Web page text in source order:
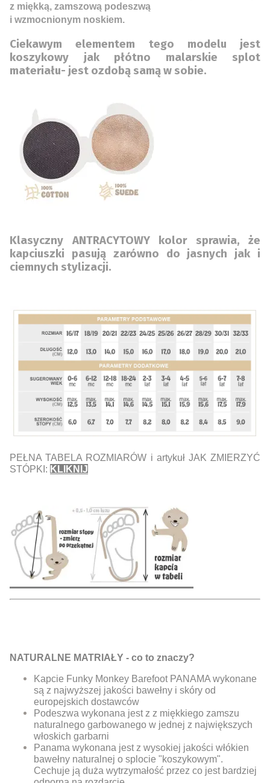
z miękką, zamszową podeszwą
i wzmocnionym noskiem.
Ciekawym elementem tego modelu jest
koszykowy jak płótno malarskie splot
materiału- jest ozdobą samą w sobie.
Klasyczny ANTRACYTOWY kolor sprawia, że
kapciuszki pasują zarówno do jasnych jak i
ciemnych stylizacji.
PEŁNA TABELA ROZMIARÓW i artykuł JAK ZMIERZYĆ
STÓPKI: KLIKNIJ
NATURALNE MATRIAŁY - co to znaczy?
Kapcie Funky Monkey Barefoot PANAMA wykonane
są z najwyższej jakości bawełny i skóry od
europejskich dostawców
Podeszwa wykonana jest z z miękkiego zamszu
naturalnego garbowanego w jednej z największych
włoskich garbarni
Panama wykonana jest z wysokiej jakości włókien
bawełny naturalnej o splocie "koszykowym".
Cechuje ją duża wytrzymałość przez co jest bardziej